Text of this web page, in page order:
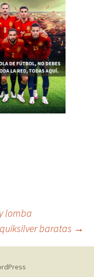
lomba
baratas →